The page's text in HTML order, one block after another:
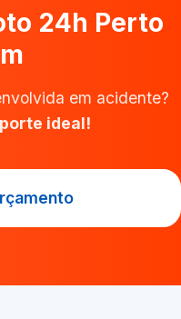
24h Perto
em acidente?
ideal!